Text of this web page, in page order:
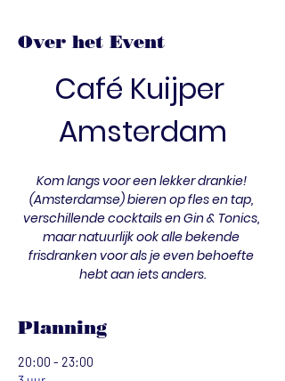
Over het Event
Café Kuijper
Amsterdam
Kom langs voor een lekker drankie!
(Amsterdamse) bieren op fles en tap,
verschillende cocktails en Gin & Tonics,
maar natuurlijk ook alle bekende
frisdranken voor als je even behoefte
hebt aan iets anders.
Planning
20:00 - 23:00